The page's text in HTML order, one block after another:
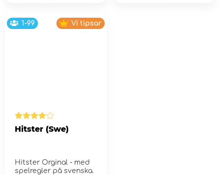
1-99 Vi tipsar
Hitster (Swe)
Hitster Orginal - med
spelregler på svenska.